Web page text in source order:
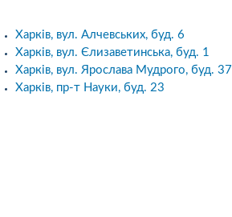
Харків, вул. Алчевських, буд. 6
Харків, вул. Єлизаветинська, буд. 1
Харків, вул. Ярослава Мудрого, буд. 37
Харків, пр-т Науки, буд. 23